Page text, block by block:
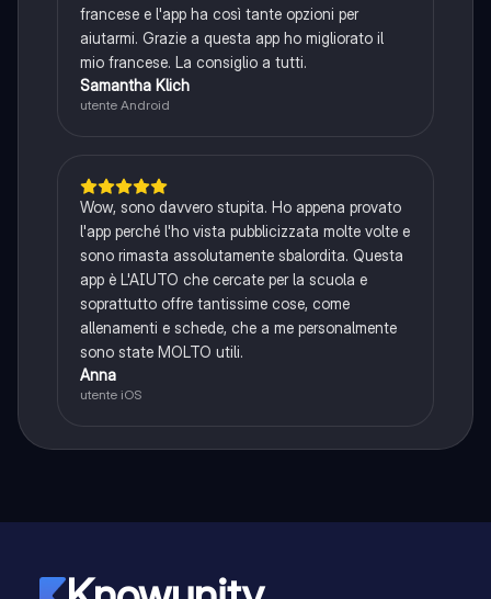
francese e l'app ha così tante opzioni per
aiutarmi. Grazie a questa app ho migliorato il
mio francese. La consiglio a tutti.
Samantha Klich
utente Android
Wow, sono davvero stupita. Ho appena provato
l'app perché l'ho vista pubblicizzata molte volte e
sono rimasta assolutamente sbalordita. Questa
app è L'AIUTO che cercate per la scuola e
soprattutto offre tantissime cose, come
allenamenti e schede, che a me personalmente
sono state MOLTO utili.
Anna
utente iOS